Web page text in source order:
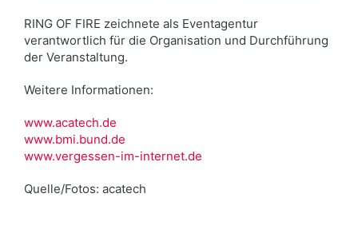
RING OF FIRE zeichnete als Eventagentur
verantwortlich für die Organisation und Durchführung
der Veranstaltung.
Weitere Informationen:
www.acatech.de
www.bmi.bund.de
www.vergessen-im-internet.de
Quelle/Fotos: acatech